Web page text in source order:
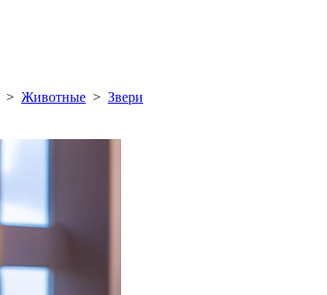
> Животные > Звери